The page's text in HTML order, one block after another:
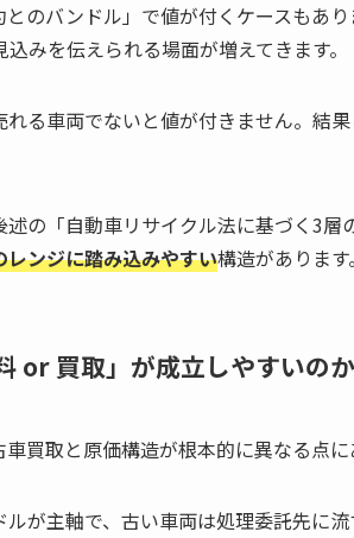
のバンドル」で値が付くケースもあ
みを伝えられる場面が増えてきます。
る車両でないと値が付きません。結
の「自動車リサイクル法に基づく3
ンジに踏み込みやすい構造があります。
or 買取」が成立しやすいのか
買取と原価構造が根本的に異なる点に
が主軸で、古い車両は処理委託先に